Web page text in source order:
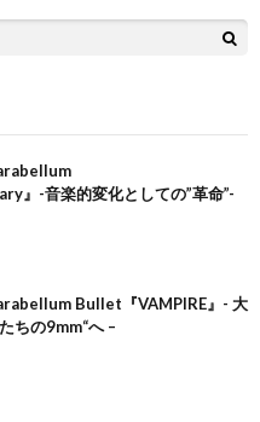
』-音楽的変化としての”革命”-
Bullet『VAMPIRE』- 大
ちの9mm“へ –